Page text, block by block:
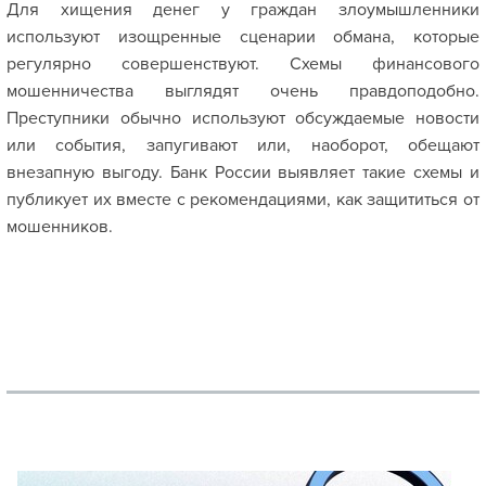
Для хищения денег у граждан злоумышленники
используют изощренные сценарии обмана, которые
регулярно совершенствуют. Схемы финансового
мошенничества выглядят очень правдоподобно.
Преступники обычно используют обсуждаемые новости
или события, запугивают или, наоборот, обещают
внезапную выгоду. Банк России выявляет такие схемы и
публикует их вместе с рекомендациями, как защититься от
мошенников.